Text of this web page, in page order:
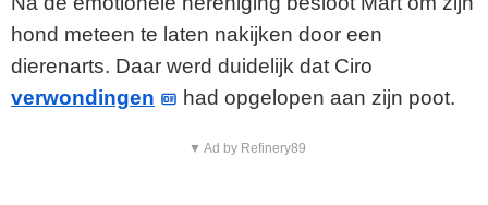
hond meteen te laten nakijken door een
dierenarts. Daar werd duidelijk dat Ciro
verwondingen
had opgelopen aan zijn poot.
▼ Ad by Refinery89